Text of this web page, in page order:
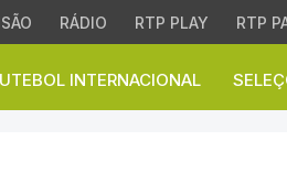
RÁDIO RTP PLAY RTP
INTERNACIONAL